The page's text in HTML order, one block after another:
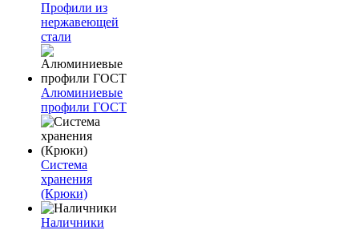
Профили из
нержавеющей
стали
Алюминиевые
профили ГОСТ
Система
хранения
(Крюки)
Наличники